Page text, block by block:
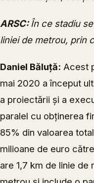
ARSC:În ce stadiu
liniei de metrou, prin
Daniel Băluță: Acest
mai 2020 a început
a proiectării și a
paralel cu obținerea
85% din valoarea
milioane de euro
are 1,7 km de linie de